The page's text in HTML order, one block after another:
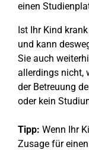
einen
Ist Ihr Kind
und kann
Sie auch
allerdings nicht,
der Betreuung
oder kein
Tipp: Wenn Ihr
Zusage für